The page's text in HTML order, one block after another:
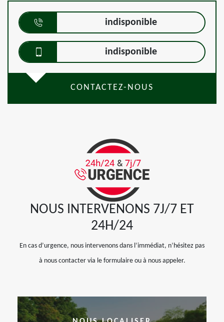
indisponible
indisponible
CONTACTEZ-NOUS
NOUS INTERVENONS 7J/7 ET
24H/24
En cas d’urgence, nous intervenons dans l’immédiat, n’hésitez pas
à nous contacter via le formulaire ou à nous appeler.